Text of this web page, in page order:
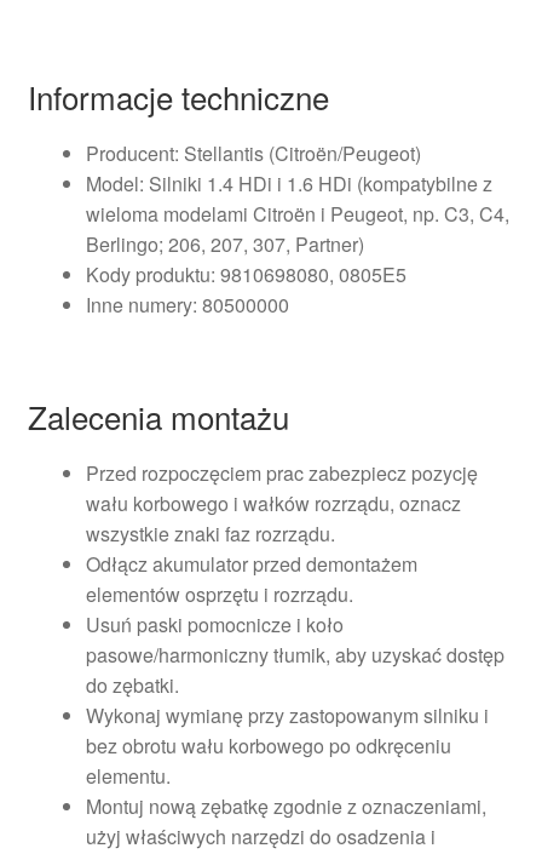
Informacje techniczne
Producent: Stellantis (Citroën/Peugeot)
Model: Silniki 1.4 HDi i 1.6 HDi (kompatybilne z
wieloma modelami Citroën i Peugeot, np. C3, C4,
Berlingo; 206, 207, 307, Partner)
Kody produktu: 9810698080, 0805E5
Inne numery: 80500000
Zalecenia montażu
Przed rozpoczęciem prac zabezpiecz pozycję
wału korbowego i wałków rozrządu, oznacz
wszystkie znaki faz rozrządu.
Odłącz akumulator przed demontażem
elementów osprzętu i rozrządu.
Usuń paski pomocnicze i koło
pasowe/harmoniczny tłumik, aby uzyskać dostęp
do zębatki.
Wykonaj wymianę przy zastopowanym silniku i
bez obrotu wału korbowego po odkręceniu
elementu.
Montuj nową zębatkę zgodnie z oznaczeniami,
użyj właściwych narzędzi do osadzenia i